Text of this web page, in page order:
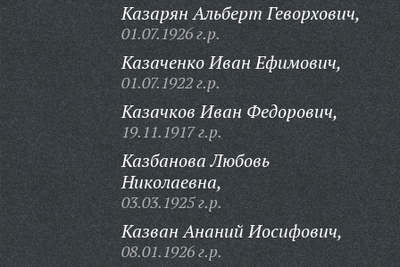
Казарян Альберт Геворхович,
01.07.1926 г.р.
Казаченко Иван Ефимович,
01.07.1922 г.р.
Казачков Иван Федорович,
19.11.1917 г.р.
Казбанова Любовь
Николаевна,
03.03.1925 г.р.
Казван Ананий Иосифович,
08.01.1926 г.р.